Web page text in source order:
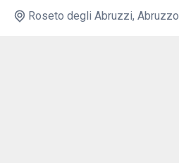
Roseto degli Abruzzi, Abruzzo